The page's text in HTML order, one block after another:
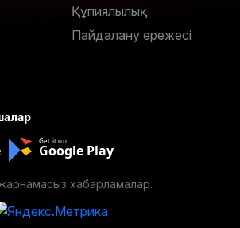
Құпиялылық
Пайдалану ережесі
Get it on
Google Play
жарнамасыз хабарламалар.